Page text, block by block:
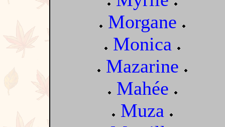
Morgane
Monica
Mazarine
Mahée
Muza